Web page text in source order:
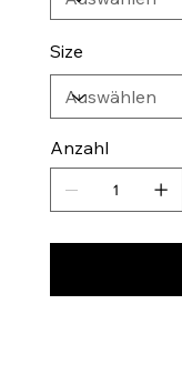
Size
Anzahl